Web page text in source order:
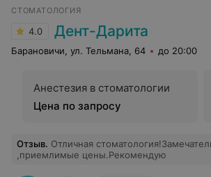
СТОМАТОЛОГИЯ
4.0 Дент-Дарита
Барановичи, ул. Тельмана, 64 до 20:00
Анестезия в стоматологии
Цена по запросу
Отзыв. Отличная
,приемлимые цены.Рекомендую